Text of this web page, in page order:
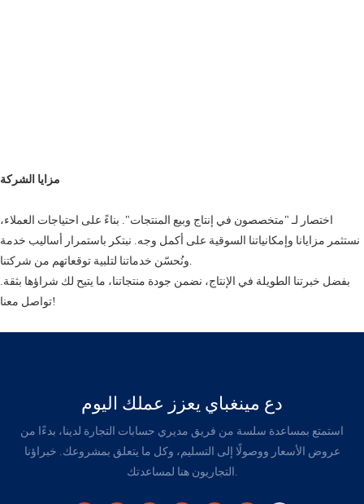
مزايا الشركة
اختصار لـ "متخصصون في إنتاج وبيع المنتجات". بناءً على احتياجات العملاء،
نستثمر مزايانا وإمكانياتنا السوقية على أكمل وجه. نبتكر باستمرار أساليب خدمة
بفضل خبرتنا الطويلة في الإنتاج، نضمن جودة منتجاتنا، ما يتيح لك شراؤها بثقة.
تواصل معنا!
دع مينغباي يعزز عملك اليوم
استمتع بمساعدة سلسة من فريق مديري حسابات التجارة لدينا، بدءًا من
عروض الأسعار ووصولًا إلى التسليم، وكل ما يتعلق بمشروعك. خبراؤنا